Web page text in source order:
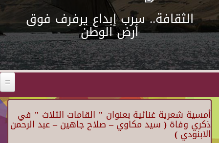
الثقافة.. سرب إبداع يرفرف فوق
أرض الوطن
أمسية شعرية غنائية بعنوان " القامات الثلاث " في
ذكري وفاة ( سيد مكاوي – صلاح جاهين – عبد الرحمن
الابنودي )